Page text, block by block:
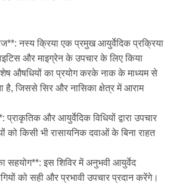
नस्य क्रिया एक प्रमुख आयुर्वेदिक प्रक्रिया
और माइग्रेन के उपचार के लिए किया
औषधियों का प्रयोग करके नाक के माध्यम से
है, जिससे सिर और नासिका क्षेत्र में आराम
और आयुर्वेदिक विधियों द्वारा उपचार
को किसी भी रासायनिक दवाओं के बिना राहत
सहयोग**: इस शिविर में अनुभवी आयुर्वेद
को सही और प्रभावी उपचार प्रदान करेंगे।